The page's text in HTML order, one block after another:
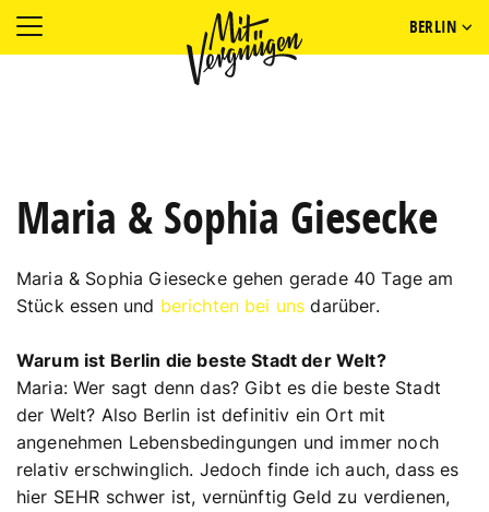
BERLIN
Maria & Sophia Giesecke
Maria & Sophia Giesecke gehen gerade 40 Tage am
Stück essen und berichten bei uns darüber.
Warum ist Berlin die beste Stadt der Welt?
Maria: Wer sagt denn das? Gibt es die beste Stadt
der Welt? Also Berlin ist definitiv ein Ort mit
angenehmen Lebensbedingungen und immer noch
relativ erschwinglich. Jedoch finde ich auch, dass es
hier SEHR schwer ist, vernünftig Geld zu verdienen,